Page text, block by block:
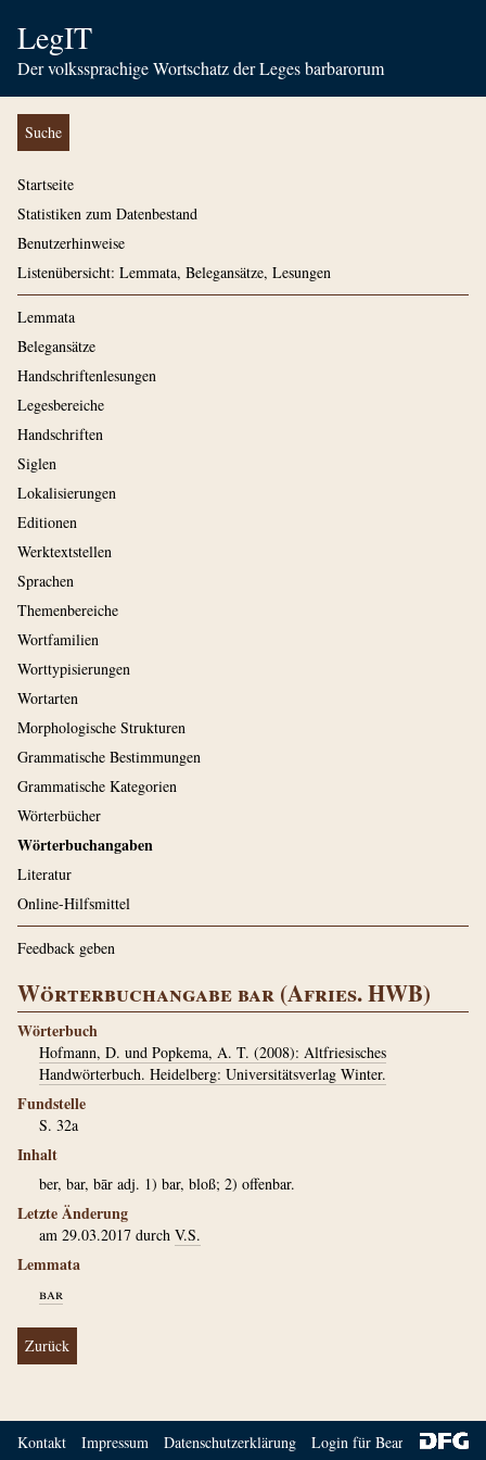
LegIT
Der volkssprachige Wortschatz der Leges barbarorum
Suche
Startseite
Statistiken zum Datenbestand
Benutzerhinweise
Listenübersicht: Lemmata, Belegansätze, Lesungen
Lemmata
Belegansätze
Handschriftenlesungen
Legesbereiche
Handschriften
Siglen
Lokalisierungen
Editionen
Werktextstellen
Sprachen
Themenbereiche
Wortfamilien
Worttypisierungen
Wortarten
Morphologische Strukturen
Grammatische Bestimmungen
Grammatische Kategorien
Wörterbücher
Wörterbuchangaben
Literatur
Online-Hilfsmittel
Feedback geben
Wörterbuchangabe bar (Afries. HWB)
Wörterbuch
Hofmann, D. und Popkema, A. T. (2008): Altfriesisches
Handwörterbuch. Heidelberg: Universitätsverlag Winter.
Fundstelle
S. 32a
Inhalt
ber, bar, bār adj. 1) bar, bloß; 2) offenbar.
Letzte Änderung
am 29.03.2017 durch V.S.
Lemmata
bar
Zurück
Kontakt Impressum Datenschutzerklärung Login für Bearbeiter